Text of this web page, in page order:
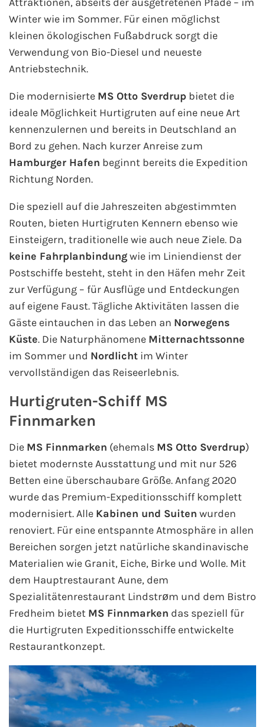
Winter wie im Sommer. Für einen möglichst
kleinen ökologischen Fußabdruck sorgt die
Verwendung von Bio-Diesel und neueste
Antriebstechnik.
Die modernisierte MS Otto Sverdrup bietet die
ideale Möglichkeit Hurtigruten auf eine neue Art
kennenzulernen und bereits in Deutschland an
Bord zu gehen. Nach kurzer Anreise zum
Hamburger Hafen beginnt bereits die Expedition
Richtung Norden.
Die speziell auf die Jahreszeiten abgestimmten
Routen, bieten Hurtigruten Kennern ebenso wie
Einsteigern, traditionelle wie auch neue Ziele. Da
keine Fahrplanbindungwie im Liniendienst der
Postschiffe besteht, steht in den Häfen mehr Zeit
zur Verfügung – für Ausflüge und Entdeckungen
auf eigene Faust. Tägliche Aktivitäten lassen die
Gäste eintauchen in das Leben an Norwegens
Küste. Die Naturphänomene Mitternachtssonne
im Sommer und Nordlicht im Winter
vervollständigen das Reiseerlebnis.
Hurtigruten-Schiff MS
Finnmarken
Die MS Finnmarken (ehemals MS Otto Sverdrup)
bietet modernste Ausstattung und mit nur 526
Betten eine überschaubare Größe. Anfang 2020
wurde das Premium-Expeditionsschiff komplett
modernisiert. Alle Kabinen und Suiten wurden
renoviert. Für eine entspannte Atmosphäre in allen
Bereichen sorgen jetzt natürliche skandinavische
Materialien wie Granit, Eiche, Birke und Wolle. Mit
dem Hauptrestaurant Aune, dem
Spezialitätenrestaurant Lindstrøm und dem Bistro
Fredheim bietet MS Finnmarken das speziell für
die Hurtigruten Expeditionsschiffe entwickelte
Restaurantkonzept.